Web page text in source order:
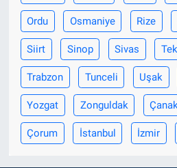
Ordu Osmaniye Rize
Siirt Sinop Sivas
Trabzon Tunceli Uşak
Yozgat Zonguldak
Çorum İstanbul İzmir